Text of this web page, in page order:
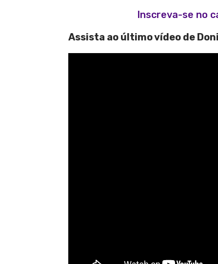
Inscreva-se no
Assista ao último vídeo de